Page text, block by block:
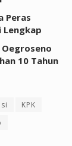
Peras
Lengkap
Oegroseno
10 Tahun
KPK